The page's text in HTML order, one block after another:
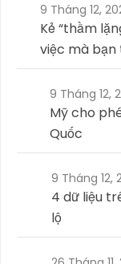
9 Tháng 12,
Kẻ “thầm
việc mà
9 Tháng 12,
Mỹ cho
Quốc
9 Tháng 12,
4 dữ liệu
lộ